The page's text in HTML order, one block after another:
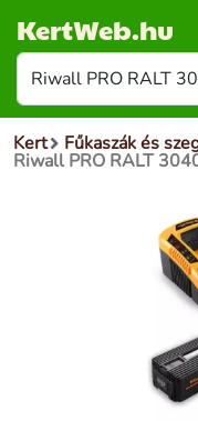
KertWeb.hu
Kert Fűkaszák és
Riwall PRO RALT